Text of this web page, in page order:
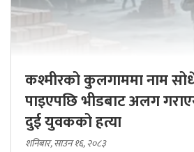
कश्मीरको कुलगाममा नाम
पाइएपछि भीडबाट अलग
दुई युवकको हत्या
शनिबार, साउन १६, २०८३